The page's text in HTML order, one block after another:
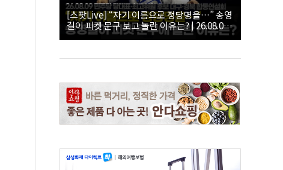
[스팟Live] “자기 이름으로 정당명을…” 송영
길이 피켓 문구 보고 놀란 이유는? | 26.08.09
더불어민주당 당대표·최고위원 후보 대구·경